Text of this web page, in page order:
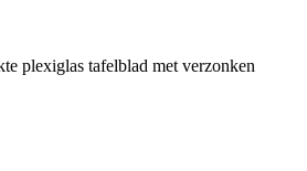
plexiglas tafelblad met verzonken